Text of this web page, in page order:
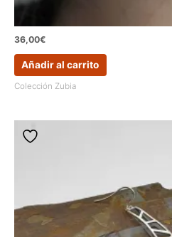
36,00€
Añadir al carrito
Colección Zubia